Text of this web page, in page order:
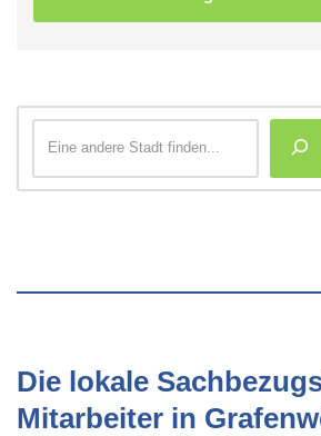
Die lokale
Mitarbeiter in